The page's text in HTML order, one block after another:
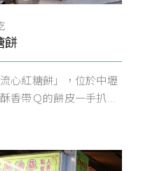
餅
心紅糖餅」，位於中壢
香帶Ｑ的餅皮一手扒...